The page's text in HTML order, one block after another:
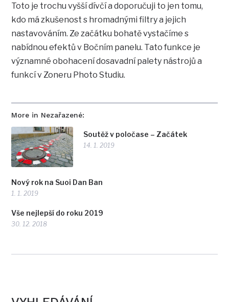
More in Nezařazené:
Soutěž v poločase – Začátek
14. 1. 2019
Nový rok na Suoi Dan Ban
1. 1. 2019
Vše nejlepší do roku 2019
30. 12. 2018
Toto je trochu vyšší dívčí a doporučuji to jen tomu,
kdo má zkušenost s hromadnými filtry a jejich
nastavováním. Ze začátku bohatě vystačíme s
nabídnou efektů v Bočním panelu. Tato funkce je
významné obohacení dosavadní palety nástrojů a
funkcí v Zoneru Photo Studiu.